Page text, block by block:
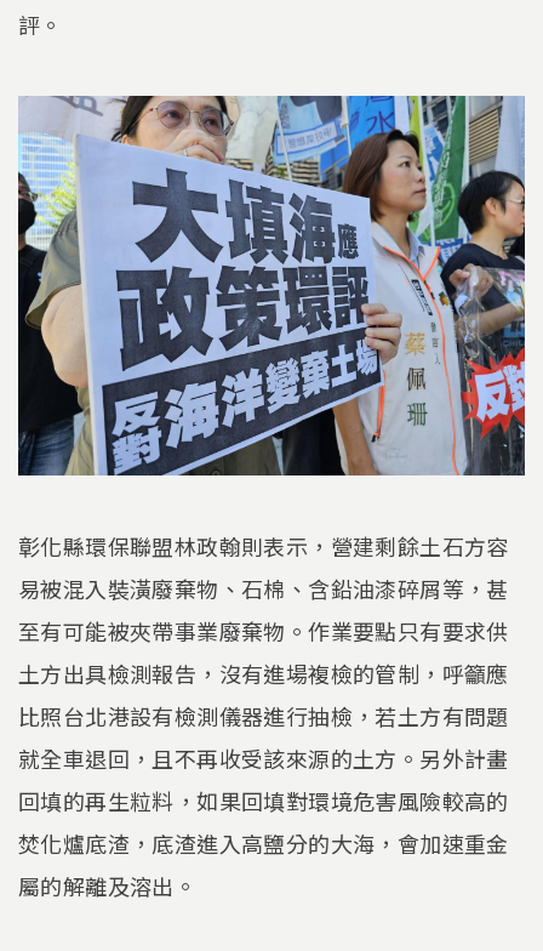
評。
彰化縣環保聯盟林政翰則表示，營建剩餘土石方容
易被混入裝潢廢棄物、石棉、含鉛油漆碎屑等，甚
至有可能被夾帶事業廢棄物。作業要點只有要求供
土方出具檢測報告，沒有進場複檢的管制，呼籲應
比照台北港設有檢測儀器進行抽檢，若土方有問題
就全車退回，且不再收受該來源的土方。另外計畫
回填的再生粒料，如果回填對環境危害風險較高的
焚化爐底渣，底渣進入高鹽分的大海，會加速重金
屬的解離及溶出。